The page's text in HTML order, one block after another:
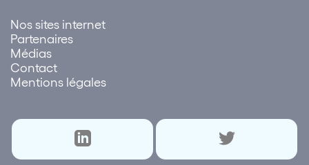
Nos sites internet
Partenaires
Médias
Contact
Mentions légales